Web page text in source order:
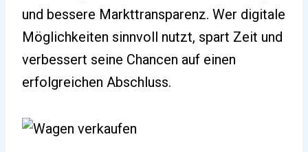
und bessere Markttransparenz. Wer digitale
Möglichkeiten sinnvoll nutzt, spart Zeit und
verbessert seine Chancen auf einen
erfolgreichen Abschluss.